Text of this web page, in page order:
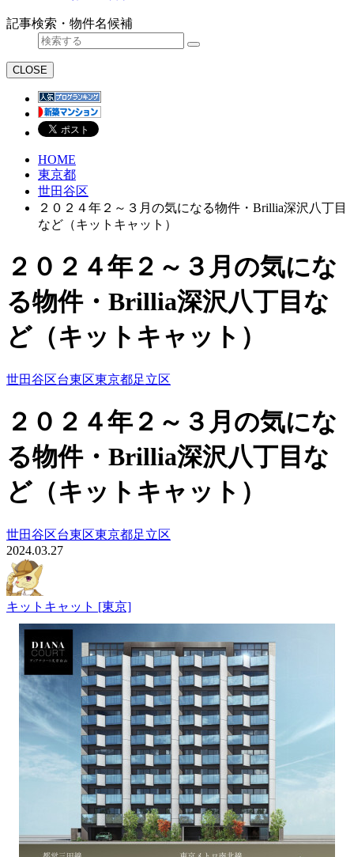
記事検索・物件名候補
CLOSE
HOME
東京都
世田谷区
２０２４年２～３月の気になる物件・Brillia深沢八丁目
など（キットキャット）
２０２４年２～３月の気にな
る物件・Brillia深沢八丁目な
ど（キットキャット）
世田谷区台東区東京都足立区
２０２４年２～３月の気にな
る物件・Brillia深沢八丁目な
ど（キットキャット）
世田谷区台東区東京都足立区
2024.03.27
キットキャット [東京]